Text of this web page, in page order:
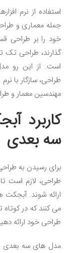
استفاده از نرم
جمله معماری و
خود را بر طراحی
گذارند، طراحی تک
است. از این رو
طراحی، سازگار با
مهندسین معمار و
کاربرد
سه بعدی
برای رسیدن به
طراحی، لازم است
ارائه شوند.
می کنند که در
طراحی خود ارائه
مدل های سه بعدی